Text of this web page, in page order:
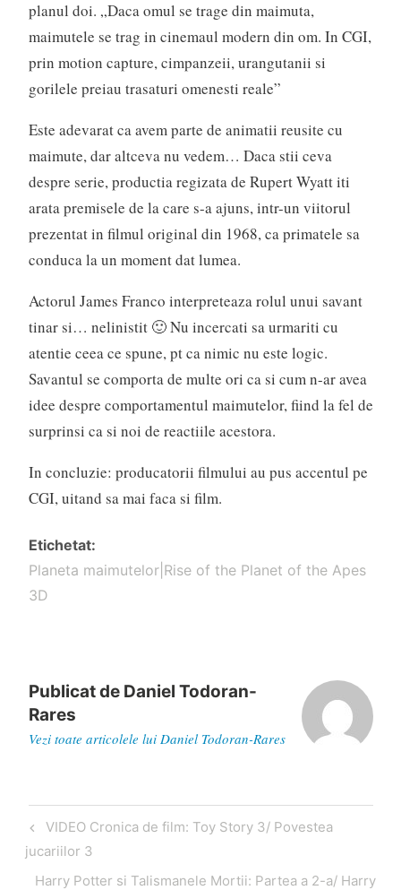
planul doi. „Daca omul se trage din maimuta,
maimutele se trag in cinemaul modern din om. In CGI,
prin motion capture, cimpanzeii, urangutanii si
gorilele preiau trasaturi omenesti reale”
Este adevarat ca avem parte de animatii reusite cu
maimute, dar altceva nu vedem… Daca stii ceva
despre serie, productia regizata de Rupert Wyatt iti
arata premisele de la care s-a ajuns, intr-un viitorul
prezentat in filmul original din 1968, ca primatele sa
conduca la un moment dat lumea.
Actorul James Franco interpreteaza rolul unui savant
tinar si… nelinistit 🙂 Nu incercati sa urmariti cu
atentie ceea ce spune, pt ca nimic nu este logic.
Savantul se comporta de multe ori ca si cum n-ar avea
idee despre comportamentul maimutelor, fiind la fel de
surprinsi ca si noi de reactiile acestora.
In concluzie: producatorii filmului au pus accentul pe
CGI, uitand sa mai faca si film.
Etichetat
Planeta maimutelor|Rise of the Planet of the Apes
3D
Publicat de Daniel Todoran-
Rares
Vezi toate articolele lui Daniel Todoran-Rares
Navigare
în
articole
Articol
anterior
VIDEO Cronica de film: Toy Story 3/ Povestea
jucariilor 3
Articol
Harry Potter si Talismanele Mortii: Partea a 2-a/ Harry